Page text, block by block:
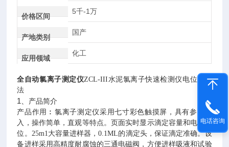
价格区间
5千-1万
产地类别
国产
应用领域
化工
全自动氯离子测定仪ZCL-III水泥氯离子快速检测仪电位滴定
法
1、
产品简介
产品作用︰氯离子测定仪采用七寸彩色触摸屏，具有参数输
入，操作简单，直观等特点。页面实时显示滴定容量和电极电
位。 25m1大容量进样器，0.1ML的滴定头，保证滴定准确。设
备进样采用高精度耐腐蚀的三通电磁阀，方便进样吸液和试验
电话咨询